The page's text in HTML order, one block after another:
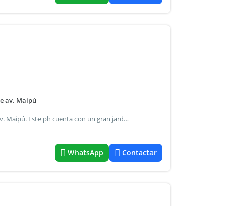
av. Maipú
Ph a refaccionar en excelente ubicación a una cuadra de av. Maipú. Este ph cuenta con un gran jardín al frente. 2 dormitorios de 4x4 y 4x4 con piso de pinotea. Living de 3x3 en piso de ceramica. Comedor diario de 2,5x2 patio con lavadero. 1 baño completo. Estimado colega, consultar al asesor cuanto se comparte de comision por la propiedad las medidas son aproximadas y al solo efecto orientativo. Las medidas reales surgirán del título de propiedad respectivo. En el caso que corresponda el pago de las expensas mensuales están sujeto a modificación y/o ajustes, el precio del inmueble puede ser modificado sin previo aviso. Las fotos y videos anunciados son de carácter no contractual. Certificado de registro vehículo aéreo no tripulado vnt-812 c. A. Castaño martillero y corredor público colegiado s.I.3184 y 3322. M. A. Castaño matricula corredor inmobiliario cucicba nro 6467. Carlos castaño propiedades .
WhatsApp Contactar